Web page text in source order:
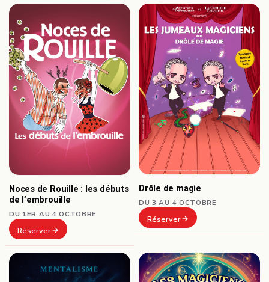
Noces de Rouille : les débuts
de l’embrouille
DU 1ER AU 4 OCTOBRE
Réserver
Drôle de magie
DU 3 AU 4 OCTOBRE
Réserver